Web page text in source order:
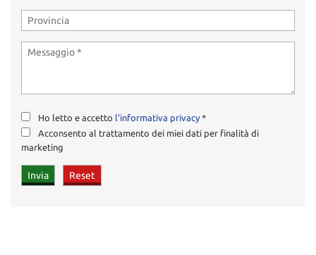
Ho letto e accetto l'informativa privacy *
Acconsento al trattamento dei miei dati per finalità di
marketing